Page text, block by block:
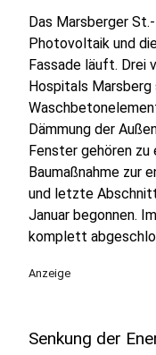
Das Marsberger
Photovoltaik und
Fassade läuft. Drei
Hospitals
Dämmung der
Fenster gehören
Baumaßnahme zur
und letzte
Januar begonnen.
komplett
Anzeige
Senkung der